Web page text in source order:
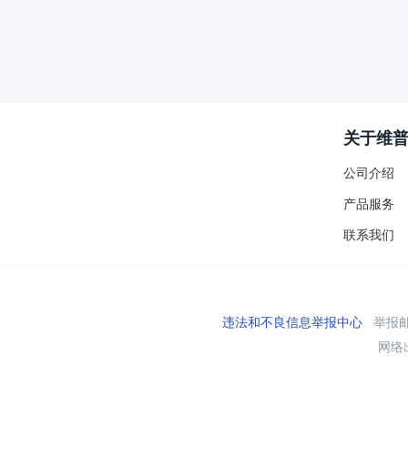
关于维普
公司介绍
产品服务
联系我们
违法和不良信息举报中心举报
网